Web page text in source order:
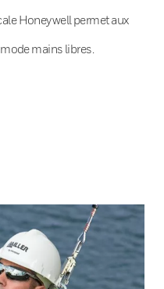
Honeywell permet aux
mains libres.